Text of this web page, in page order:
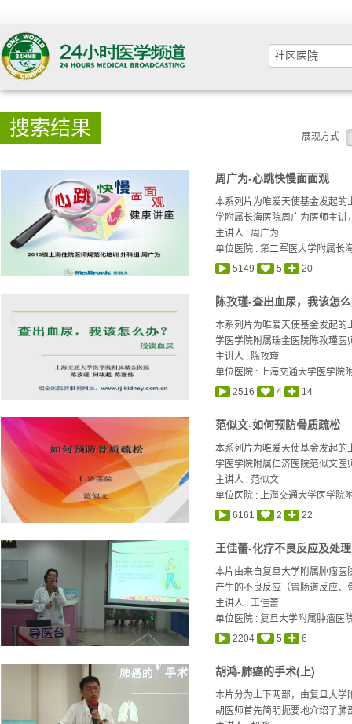
搜索结果 展现方式 :
周广为-心跳快慢面面观
本系列片为唯爱天使基金发起
学附属长海医院周广为医师主讲
主讲人 :周广为
单位医院 : 第二军医大学附属长
5149
5 20
陈孜瑾-查出血尿，我该怎
本系列片为唯爱天使基金发起
学医学院附属瑞金医院陈孜瑾医
主讲人 : 陈孜瑾
单位医院 : 上海交通大学医学院
2516
4 14
范似文-如何预防骨质疏松
本系列片为唯爱天使基金发起
学医学院附属仁济医院范似文医
主讲人 : 范似文
单位医院 : 上海交通大学医学院
6161
2 22
王佳蕾-化疗不良反应及处理
本片由来自复旦大学附属肿瘤
产生的不良反应（胃肠道反应、
主讲人 :王佳蕾
单位医院 : 复旦大学附属肿瘤医
2204
5 6
胡鸿-肺癌的手术(上)
本片分为上下两部，由复旦大
胡医师首先简明扼要地介绍了肺